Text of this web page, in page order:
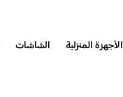
الأجهزة المنزلية الشاشات